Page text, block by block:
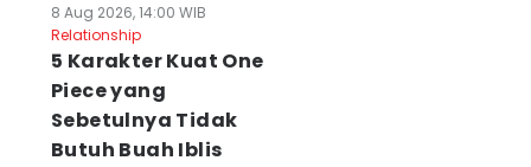
8 Aug 2026, 14:00 WIB
Relationship
5 Karakter Kuat One
Piece yang
Sebetulnya Tidak
Butuh Buah Iblis